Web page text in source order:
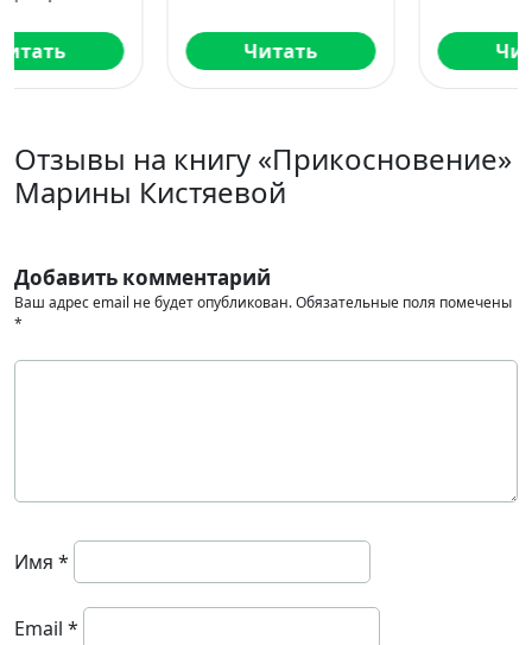
Читать Читать
Отзывы на книгу «Прикосновение»
Марины Кистяевой
Добавить комментарий
Ваш адрес email не будет опубликован.Обязательные поля помечены
*
Имя *
Email *